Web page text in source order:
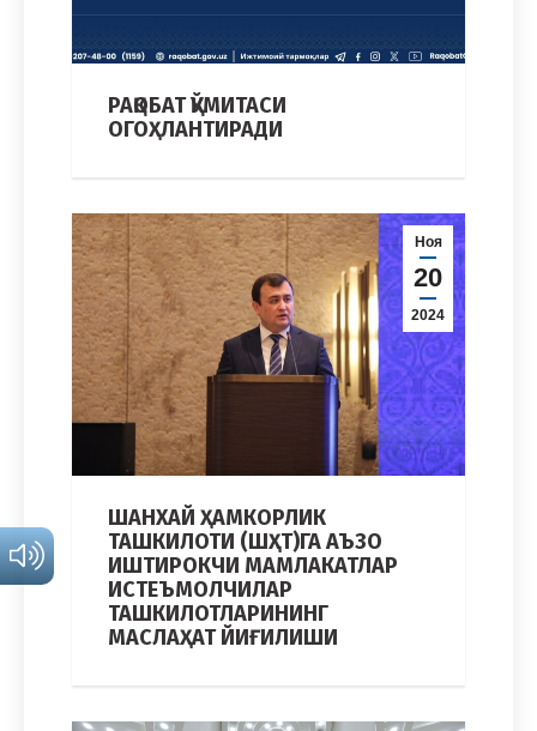
РАҚОБАТ ҚЎМИТАСИ
ОГОҲЛАНТИРАДИ
Ноя
20
2024
ШАНХАЙ ҲАМКОРЛИК
ТАШКИЛОТИ (ШҲТ)ГА АЪЗО
ИШТИРОКЧИ МАМЛАКАТЛАР
ИСТЕЪМОЛЧИЛАР
ТАШКИЛОТЛАРИНИНГ
МАСЛАҲАТ ЙИҒИЛИШИ